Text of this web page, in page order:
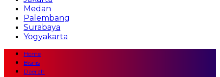
Medan
Palembang
Surabaya
Yogyakarta
Home
Bisnis
Daerah